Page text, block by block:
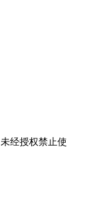
经授权禁止使